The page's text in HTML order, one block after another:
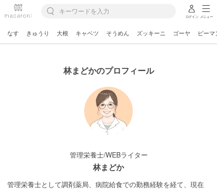
ログイン メニュー
なす きゅうり 大根 キャベツ そうめん ズッキーニ ゴーヤ ピーマ
林まどかのプロフィール
管理栄養士/WEBライター
林まどか
管理栄養士として調剤薬局、病院給食での勤務経験を経て、現在